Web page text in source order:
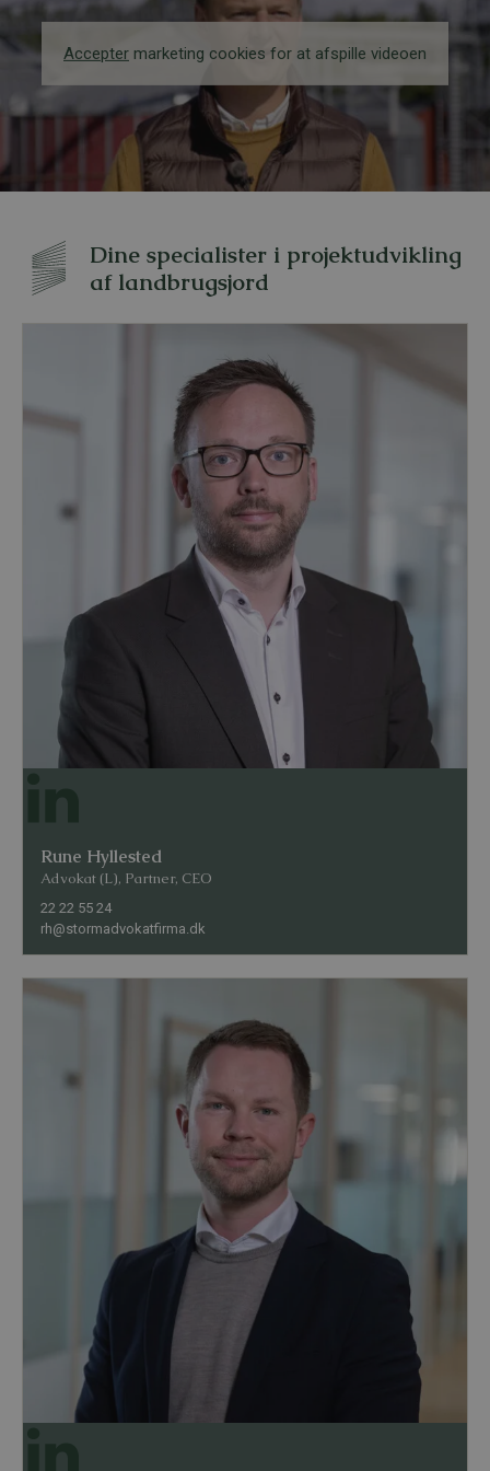
Accepter marketing cookies for at afspille videoen
Dine specialister i projektudvikling
af landbrugsjord
Rune Hyllested
Advokat (L), Partner, CEO
22 22 55 24
rh@stormadvokatfirma.dk